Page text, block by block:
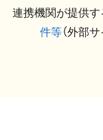
連携機関が提供す
件等（外部